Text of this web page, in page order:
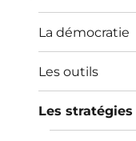
La démocratie
Les outils
Les stratégies